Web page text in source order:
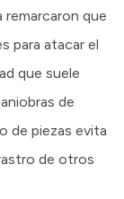
remarcaron que
para atacar el
que suele
de
de piezas evita
de otros